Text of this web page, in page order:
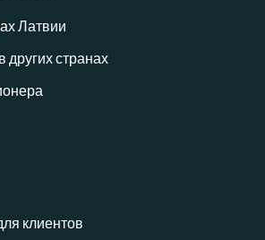
Латвии
других странах
клиентов